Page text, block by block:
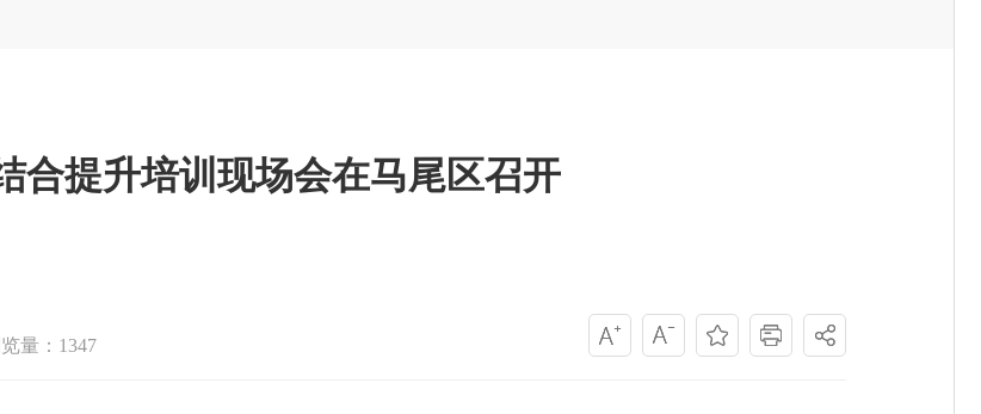
合提升培训现场会在马尾区召开
量：1347